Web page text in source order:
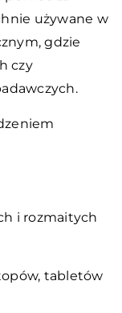
używane w
gdzie
czy
i rozmaitych
tabletów